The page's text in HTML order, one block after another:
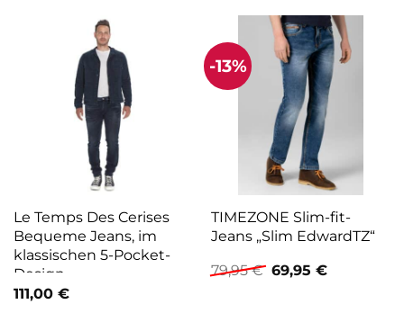
Le Temps Des Cerises
Bequeme Jeans, im
klassischen 5-Pocket-
Design
111,00 €
-13%
TIMEZONE Slim-fit-
Jeans „Slim EdwardTZ“
79,95€ Ursprünglicher
Preis
69,95 €Aktueller